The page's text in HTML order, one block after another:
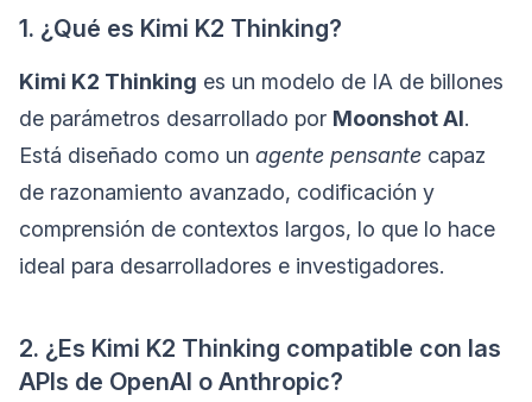
1. ¿Qué es Kimi K2 Thinking?
Kimi K2 Thinking es un modelo de IA de billones
de parámetros desarrollado por Moonshot AI.
Está diseñado como un agente pensante capaz
de razonamiento avanzado, codificación y
comprensión de contextos largos, lo que lo hace
ideal para desarrolladores e investigadores.
2. ¿Es Kimi K2 Thinking compatible con las
APIs de OpenAI o Anthropic?